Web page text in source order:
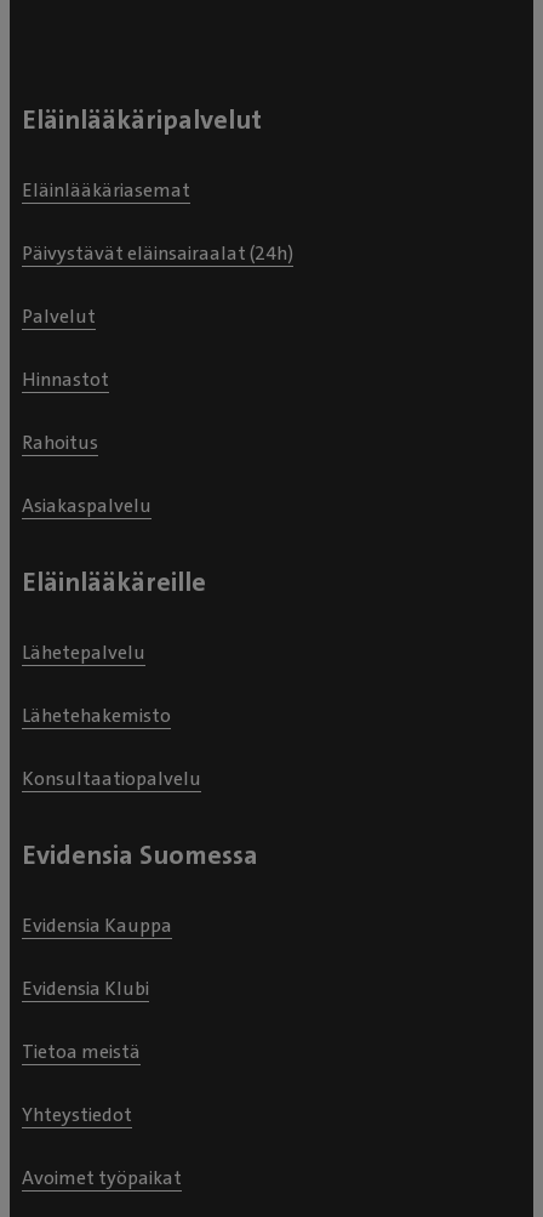
Eläinlääkäripalvelut
Eläinlääkäriasemat
Päivystävät eläinsairaalat (24h)
Palvelut
Hinnastot
Rahoitus
Asiakaspalvelu
Eläinlääkäreille
Lähetepalvelu
Lähetehakemisto
Konsultaatiopalvelu
Evidensia Suomessa
Evidensia Kauppa
Evidensia Klubi
Tietoa meistä
Yhteystiedot
Avoimet työpaikat